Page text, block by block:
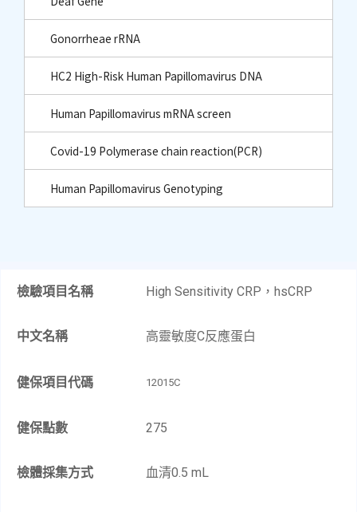
Gonorrheae rRNA
HC2 High-Risk Human Papillomavirus DNA
Human Papillomavirus mRNA screen
Covid-19 Polymerase chain reaction(PCR)
Human Papillomavirus Genotyping
檢驗項目名稱 High Sensitivity CRP，hsCRP
中文名稱 高靈敏度C反應蛋白
健保項目代碼 12015C
健保點數 275
檢體採集方式 血清0.5 mL